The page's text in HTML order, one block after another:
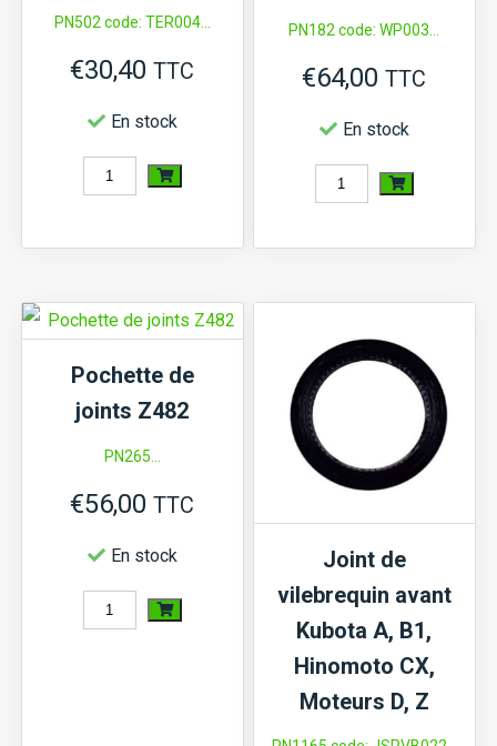
PN502 code: TER004...
€30,40 TTC
En stock
quantité
Thermostat
CX,
NZ,
Kubota
A15,
A17,...,
GL,
L,
L1,
PN182 code: WP003...
€64,00 TTC
En stock
quantité
Pompe
Hinomoto
CX14,
CX140,
Kubota
Moteur
D662,
D722,
D782,
D902,
Pochette de
joints Z482
PN265...
€56,00 TTC
En stock
quantité
Joint de
vilebrequin avant
Kubota A, B1,
Hinomoto CX,
Moteurs D, Z